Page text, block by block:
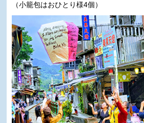
（小籠包はおひとり様4個）